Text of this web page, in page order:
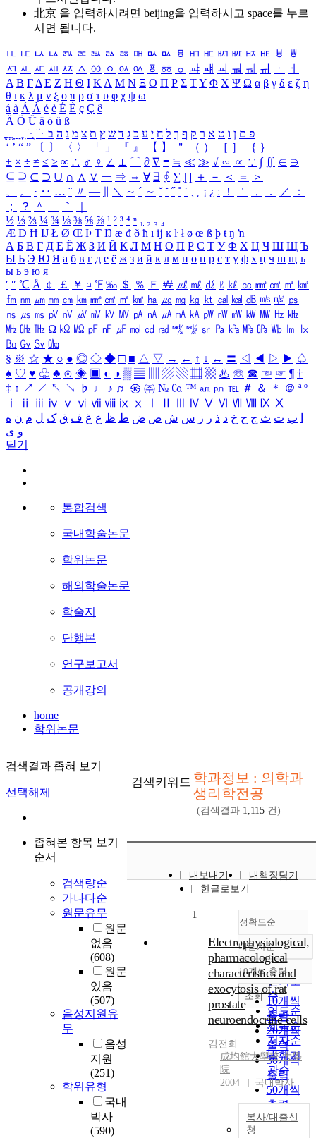
北京 을 입력하시려면 beijing을 입력하시고 space를 누르
시면 됩니다.
ㅥ ㅦ ㅧ ㅨ ㅩ ㅪ ㅫ ㅬ ㅭ ㅮ ㅯ ㅰ ㅱ ㅲ ㅳ ㅴ ㅵ ㅶ ㅷ ㅸ
ㅹ
ㅺ ㅻ ㅼ ㅽ ㅾ ㅿ ㆀ ㆁ ㆂ ㆃ ㆄ ㆅ ㆆ ㆇ ㆈ ㆉ ㆊ ㆋ ㆌ ㆍ
ㆎ
Α Β ΓΔ Ε Ζ Η Θ Ι ΚΛ Μ Ν Ξ Ο Π Ρ Σ ΤΥ Φ Χ Ψ Ω α β γ δ ε ζ η
θ ι κ λ μ ν ξ ο π ρ σ τ υ φ χ ψ ω
á à Á À é è É È ç Ç ê
Ä Ö Ü ä ö ü ß
ִֶֹ ֻּ ׁׂ פ ם ן ו ט א ר ק ף ך ל ח י ע כ ג ד ש ץ ת צ מ נ ה ב
‘ ’ “ ” 〔 〕 〈 〉 「 」 『 』 【 】 ＂ （ ） ［ ］ ｛ ｝
± × ÷ ≠ ≤ ≥ ∞ ∴ ♂ ♀ ∠ ⊥ ⌒ ∂ ∇ ≡ ≒ ≪ ≫ √ ∽ ∝ ∵ ∫ ∬ ∈ ∋
⊆ ⊇ ⊂ ⊃ ∪ ∩ ∧ ∨ ￢ ⇒ ⇔ ∀ ∃ ∮ ∑ ∏ ＋ － ＜ ＝
＞
、
。 · ‥ … ¨ 〃 ― ＼ ∼ ´ ～ ˇ ˘ ˝ ˚ ˙ ¸ ¡ ¿ ː ！ ＇ ， ． ／
：
；
？ ＾ ｀
½ ⅓ ⅔ ¼ ¾ ⅛ ⅜ ⅝ ⅞ ¹ ² ³ ⁴ ⁿ ₁ ₂ ₃ ₄
Æ Ð Ħ Ĳ Ł Ø Œ Þ Ŧ Ŋ æ đ ð ħ ı ĳ ĸ ŀ ł ø œ ß þ ŧ ŋ ŉ
А Б В Г Д Е Ё Ж З И Й К Л М Н О П Р С Т У Ф Х Ц Ч Ш Щ Ъ
Ы Ь Э Ю Я а б в г д е ё ж з и й к л м н о п р с т у ф х ц ч ш щ ъ
ы ь э ю я
′ ″ ℃ Å ￠ ￡ ￥ ¤ ℉ ‰ ＄ ％ Ｆ ￦ ㎕ ㎖ ㎗ ℓ ㎘ ㏄ ㎣ ㎤ ㎥ ㎦
㎙ ㎚ ㎛ ㎜ ㎝ ㎞ ㎟ ㎠ ㎡ ㎢ ㏊ ㎍ ㎎ ㎏ ㏏ ㎈ ㎉ ㏈ ㎧ ㎨ ㎰
㎱ ㎲ ㎳ ㎴ ㎵ ㎶ ㎷ ㎸ ㎹ ㎀ ㎁ ㎂ ㎃ ㎄ ㎺ ㎻ ㎽ ㎾ ㎿ ㎐ ㎑
㎒ ㎓ ㎔ Ω ㏀ ㏁ ㎊ ㎋ ㎌ ㏖ ㏅ ㎭ ㎮ ㎯ ㏛ ㎩ ㎪ ㎫ ㎬ ㏝ ㏐
㏓
㏃ ㏉ ㏜ ㏆
§ ※ ☆ ★ ○ ● ◎ ◇ ◆ □ ■ △ ▽ → ← ↑ ↓ ↔ 〓 ◁ ◀ ▷ ▶ ♤
♠ ♡ ♥ ♧ ♣ ⊙ ◈ ▣ ◐ ◑ ▒ ▤ ▨ ▧ ▦ ▩ ♨ ☏ ☎ ☜ ☞ ¶ †
‡ ↕ ↗ ↙ ↖ ↘ ♭ ♩ ♪ ♬ ㉿ ㈜ № ㏇ ™ ㏂ ㏘ ℡ ＃ ＆ ＊ ＠ ª º
ⅰ
ⅱ ⅲ ⅳ ⅴ ⅵ ⅶ ⅷ ⅸ ⅹ Ⅳ Ⅴ Ⅵ Ⅶ Ⅷ Ⅸ Ⅹ
ب ت ث ج ح خ د ذ ر ز س ش ص ض ط ظ ع غ ف ق ک ل م ن ه
و ی
닫기
통합검색
국내학술논문
학위논문
해외학술논문
학술지
단행본
연구보고서
공개강의
home
학위논문
검색결과 좁혀 보기
선택해제
좁혀본 항목 보기
순서
검색량순
가나다순
원문유무
원문
없음
(608)
원문
있음
(507)
음성지원유
무
음성
지원
(251)
학위유형
국내
박사
(590)
검색키워드 학과정보 : 의학과
생리학전공
(검색결과 1,115 건)
내보내기
내책장담기
한글로보기
정확도순
정확도
순
인기도
순
연도순
제목순
저자순
발행기
관순
내림차순
내림차순
10개씩 출력
10개씩
출력
20개씩
출력
30개씩
출력
50개씩
출력
100개씩
조회
1
Electrophysiological,
pharmacological
characteristics and
exocytosis of rat
prostate
neuroendocrine cells
김전희
成均館大學校 大學
院
2004
국내박사
복사/대출신
청